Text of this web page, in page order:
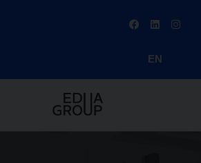
EN